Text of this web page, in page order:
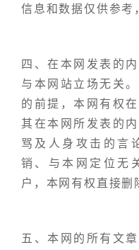
信息和数据仅供参考
四、在本网发表的
与本网站立场无关
的前提，本网有权
其在本网所发表的
骂及人身攻击的言
销、与本网定位无
户，本网有权直接删
五、本网的所有文